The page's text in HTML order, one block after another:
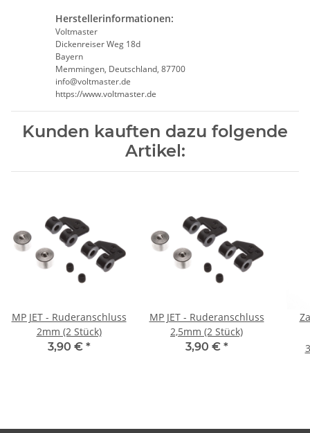
Herstellerinformationen:
Voltmaster
Dickenreiser Weg 18d
Bayern
Memmingen, Deutschland, 87700
info@voltmaster.de
https://www.voltmaster.de
Kunden kauften dazu folgende
Artikel:
MP JET - Ruderanschluss
2mm (2 Stück)
3,90 € *
MP JET - Ruderanschluss
2,5mm (2 Stück)
3,90 € *